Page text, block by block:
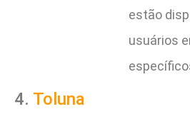
estão
usuários
4. Toluna